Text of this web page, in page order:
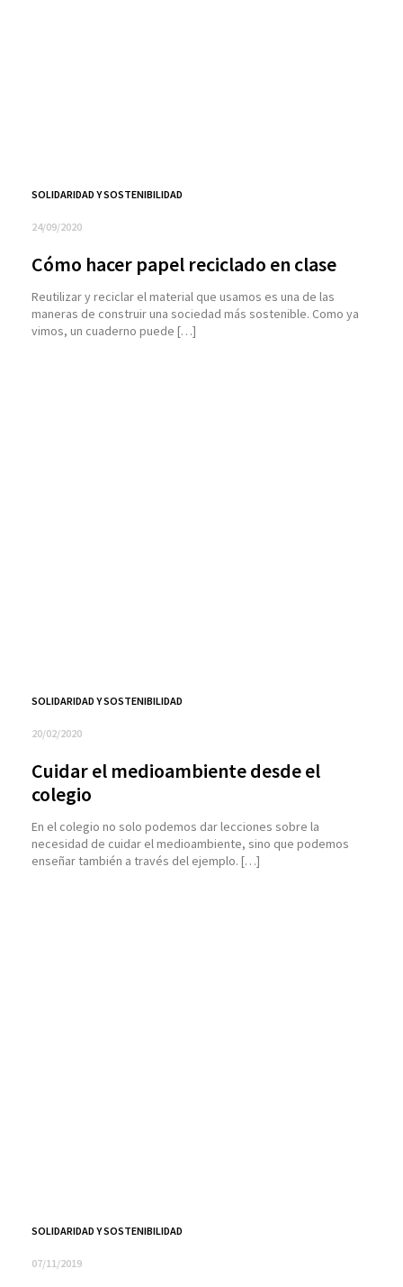
SOLIDARIDAD Y SOSTENIBILIDAD
24/09/2020
Cómo hacer papel reciclado en clase
Reutilizar y reciclar el material que usamos es una de las
maneras de construir una sociedad más sostenible. Como ya
vimos, un cuaderno puede […]
SOLIDARIDAD Y SOSTENIBILIDAD
20/02/2020
Cuidar el medioambiente desde el
colegio
En el colegio no solo podemos dar lecciones sobre la
necesidad de cuidar el medioambiente, sino que podemos
enseñar también a través del ejemplo. […]
SOLIDARIDAD Y SOSTENIBILIDAD
07/11/2019